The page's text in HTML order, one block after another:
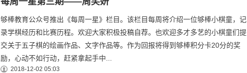
够棒教育公众号推出《每周一星》栏目。该栏目每周将介绍一位够棒小棋童，记
录学棋经历和比赛历程。欢迎大家积极投稿自荐。也欢迎多才多艺的小棋童们提
交关于五子棋的绘画作品、文字作品等。作为回报将得到够棒积分卡20分的奖
励，心动不如行动，赶紧拿起手中...
2018-12-02 05:03